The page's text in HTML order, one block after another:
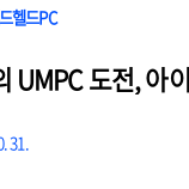
헬드PC
UMPC 도전, 아
31.